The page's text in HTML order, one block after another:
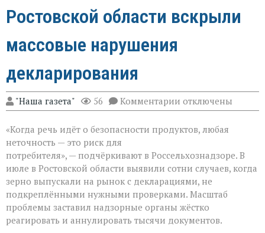
Ростовской области вскрыли
массовые нарушения
декларирования
"Наша газета" 56 Комментарии к
записи
под
Ростовской
области
вскрыли
массовые
нарушения
декларирования
отключены
«Когда речь идёт о безопасности продуктов, любая
неточность — это риск для
потребителя», — подчёркивают в Россельхознадзоре. В
июле в Ростовской области выявили сотни случаев, когда
зерно выпускали на рынок с декларациями, не
подкреплёнными нужными проверками. Масштаб
проблемы заставил надзорные органы жёстко
реагировать и аннулировать тысячи документов.